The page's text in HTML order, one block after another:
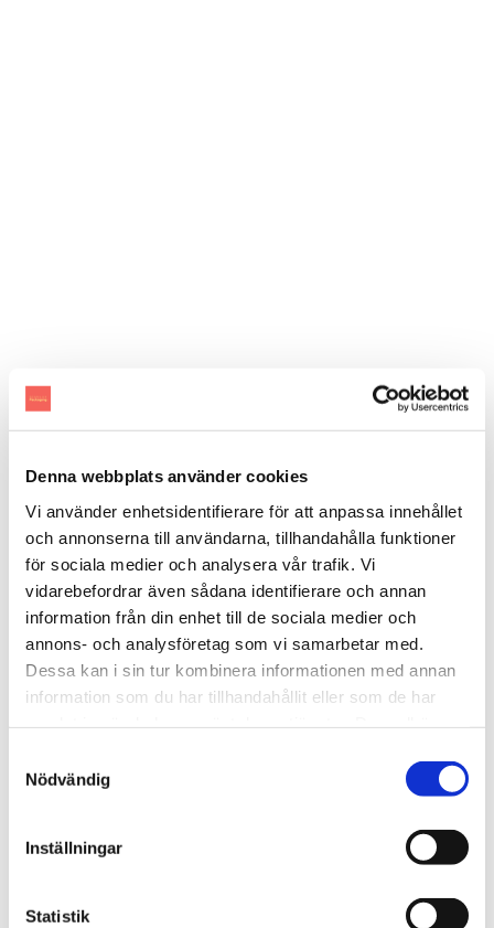
Denna webbplats använder cookies
Vi använder enhetsidentifierare för att anpassa innehållet
och annonserna till användarna, tillhandahålla funktioner
för sociala medier och analysera vår trafik. Vi
vidarebefordrar även sådana identifierare och annan
information från din enhet till de sociala medier och
annons- och analysföretag som vi samarbetar med.
Dessa kan i sin tur kombinera informationen med annan
information som du har tillhandahållit eller som de har
Nödvändig
Inställningar
Statistik